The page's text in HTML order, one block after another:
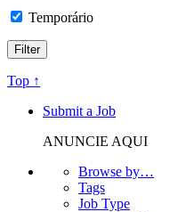
Temporário
Top ↑
Submit a Job
ANUNCIE AQUI
Browse by…
Tags
Job Type